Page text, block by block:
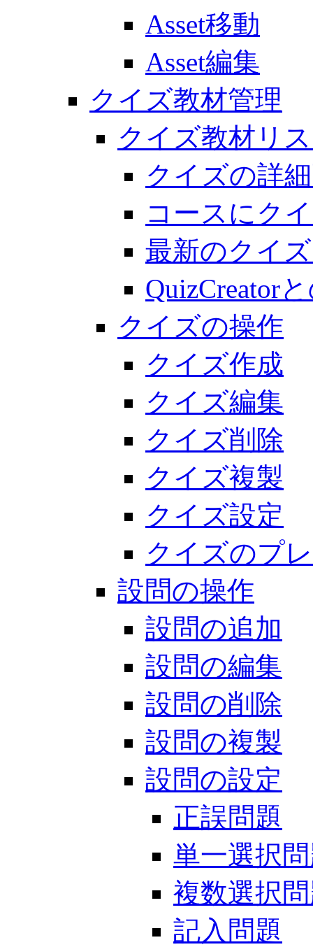
Asset移動
Asset編集
クイズ教材管理
クイズ教材リ
クイズの詳
コースにク
最新のクイ
QuizCreator
クイズの操作
クイズ作成
クイズ編集
クイズ削除
クイズ複製
クイズ設定
クイズのプ
設問の操作
設問の追加
設問の編集
設問の削除
設問の複製
設問の設定
正誤問題
単一選択
複数選択
記入問題